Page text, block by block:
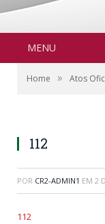
MENU
Home » Atos
112
POR CR2-ADMIN1 EM 2
112